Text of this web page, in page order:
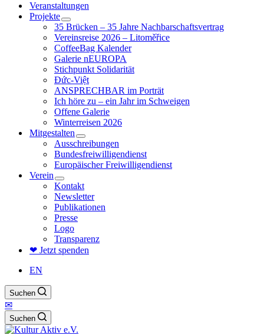
Veranstaltungen
Projekte
35 Brücken – 35 Jahre Nachbarschaftsvertrag
Vereinsreise 2026 – Litoměřice
CoffeeBag Kalender
Galerie nEUROPA
Stichpunkt Solidarität
Đức-Việt
ANSPRECHBAR im Porträt
Ich höre zu – ein Jahr im Schweigen
Offene Galerie
Winterreisen 2026
Mitgestalten
Ausschreibungen
Bundesfreiwilligendienst
Europäischer Freiwilligendienst
Verein
Kontakt
Newsletter
Publikationen
Presse
Logo
Transparenz
❤ Jetzt spenden
EN
Suchen
✉
Suchen